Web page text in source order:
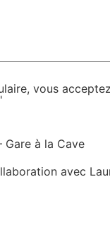
vous
à la Cave
avec